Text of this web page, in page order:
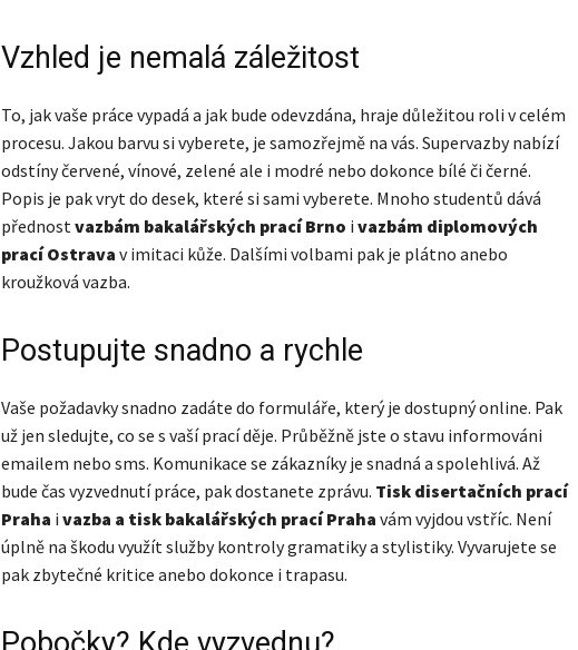
Vzhled je nemalá záležitost
To, jak vaše práce vypadá a jak bude odevzdána, hraje důležitou roli v celém
procesu. Jakou barvu si vyberete, je samozřejmě na vás. Supervazby nabízí
odstíny červené, vínové, zelené ale i modré nebo dokonce bílé či černé.
Popis je pak vryt do desek, které si sami vyberete. Mnoho studentů dává
přednost vazbám bakalářských prací Brno i vazbám diplomových
prací Ostrava v imitaci kůže. Dalšími volbami pak je plátno anebo
kroužková vazba.
Postupujte snadno a rychle
Vaše požadavky snadno zadáte do formuláře, který je dostupný online. Pak
už jen sledujte, co se s vaší prací děje. Průběžně jste o stavu informováni
emailem nebo sms. Komunikace se zákazníky je snadná a spolehlivá. Až
bude čas vyzvednutí práce, pak dostanete zprávu. Tisk disertačních prací
Praha i vazba a tisk bakalářských prací Praha vám vyjdou vstříc. Není
úplně na škodu využít služby kontroly gramatiky a stylistiky. Vyvarujete se
pak zbytečné kritice anebo dokonce i trapasu.